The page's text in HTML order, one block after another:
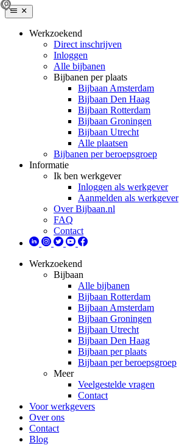
Werkzoekend
Direct inschrijven
Inloggen
Alle bijbanen
Bijbanen per plaats
Bijbaan Amsterdam
Bijbaan Den Haag
Bijbaan Rotterdam
Bijbaan Groningen
Bijbaan Utrecht
Alle plaatsen
Bijbanen per beroepsgroep
Informatie
Ik ben werkgever
Inloggen als werkgever
Aanmelden als werkgever
Over Bijbaan.nl
FAQ
Contact
Werkzoekend
Bijbaan
Alle bijbanen
Bijbaan Rotterdam
Bijbaan Amsterdam
Bijbaan Groningen
Bijbaan Utrecht
Bijbaan Den Haag
Bijbaan per plaats
Bijbaan per beroepsgroep
Meer
Veelgestelde vragen
Contact
Voor werkgevers
Over ons
Contact
Blog